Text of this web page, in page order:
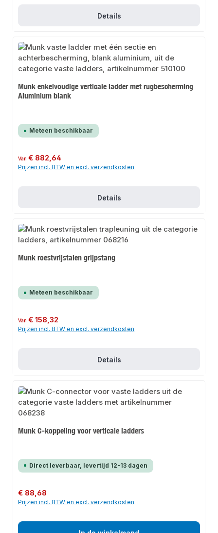
Details
Munk enkelvoudige verticale ladder met rugbescherming
Aluminium blank
Meteen beschikbaar
Normale prijs:
Van€ 882,64
Prijzen incl. BTW en excl. verzendkosten
Details
Munk roestvrijstalen grijpstang
Meteen beschikbaar
Normale prijs:
Van€ 158,32
Prijzen incl. BTW en excl. verzendkosten
Details
Munk C-koppeling voor verticale ladders
Direct leverbaar, levertijd 12-13 dagen
Normale prijs:
€ 88,68
Prijzen incl. BTW en excl. verzendkosten